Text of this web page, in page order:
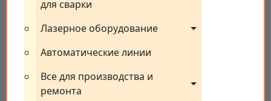
для сварки
Лазерное оборудование
Автоматические линии
Все для производства и
ремонта